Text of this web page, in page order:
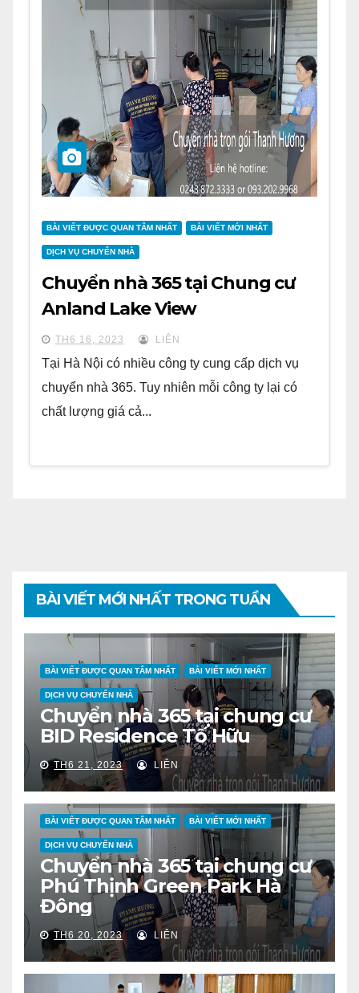
BÀI VIẾT ĐƯỢC QUAN TÂM NHẤT BÀI VIẾT MỚI NHẤT
DỊCH VỤ CHUYỂN NHÀ
Chuyển nhà 365 tại Chung cư
Anland Lake View
TH6 16, 2023 LIÊN
Tại Hà Nội có nhiều công ty cung cấp dịch vụ
chuyển nhà 365. Tuy nhiên mỗi công ty lại có
chất lượng giá cả...
BÀI VIẾT MỚI NHẤT TRONG TUẦN
BÀI VIẾT ĐƯỢC QUAN TÂM NHẤT BÀI VIẾT MỚI NHẤT
DỊCH VỤ CHUYỂN NHÀ
Chuyển nhà 365 tại chung cư
BID Residence Tố Hữu
TH6 21, 2023 LIÊN
BÀI VIẾT ĐƯỢC QUAN TÂM NHẤT BÀI VIẾT MỚI NHẤT
DỊCH VỤ CHUYỂN NHÀ
Chuyển nhà 365 tại chung cư
Phú Thịnh Green Park Hà
Đông
TH6 20, 2023 LIÊN